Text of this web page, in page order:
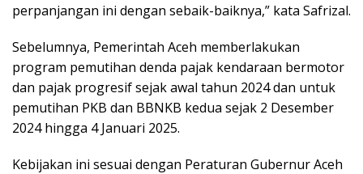
perpanjangan ini dengan sebaik-baiknya,” kata Safrizal.
Sebelumnya, Pemerintah Aceh memberlakukan
program pemutihan denda pajak kendaraan bermotor
dan pajak progresif sejak awal tahun 2024 dan untuk
pemutihan PKB dan BBNKB kedua sejak 2 Desember
2024 hingga 4 Januari 2025.
Kebijakan ini sesuai dengan Peraturan Gubernur Aceh